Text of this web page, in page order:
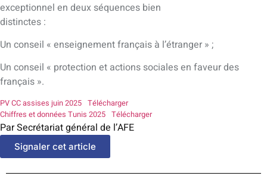
exceptionnel en deux séquences bien
distinctes :
Un conseil « enseignement français à l’étranger » ;
Un conseil « protection et actions sociales en faveur des
français ».
PV CC assises juin 2025 Télécharger
Chiffres et données Tunis 2025 Télécharger
Par Secrétariat général de l’AFE
Signaler cet article